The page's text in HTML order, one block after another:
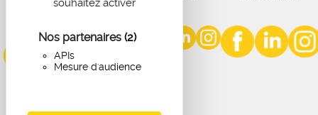
souhaitez activer
Nos partenaires (2)
APIs
Mesure d'audience
Placement